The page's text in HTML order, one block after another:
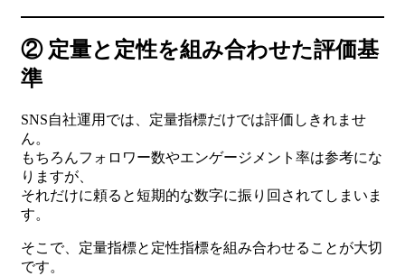
② 定量と定性を組み合わせた評価基
準
SNS自社運用では、定量指標だけでは評価しきれませ
ん。
もちろんフォロワー数やエンゲージメント率は参考にな
りますが、
それだけに頼ると短期的な数字に振り回されてしまいま
す。
そこで、定量指標と定性指標を組み合わせることが大切
です。